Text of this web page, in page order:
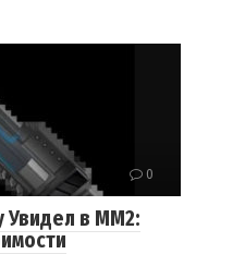
0
Увидел в ММ2: